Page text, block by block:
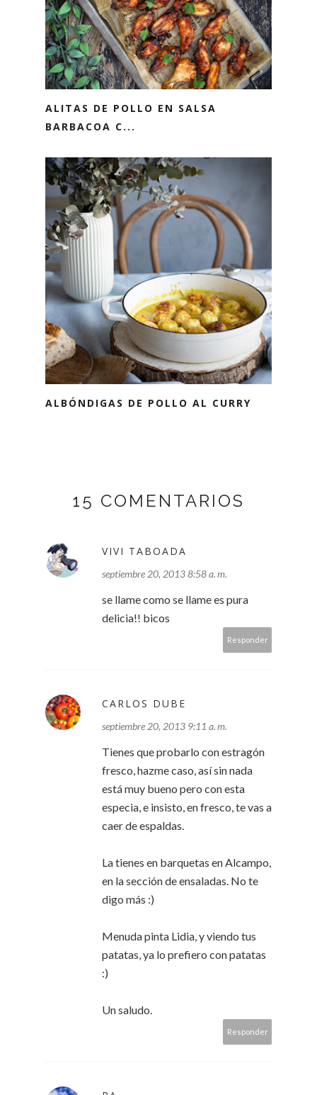
ALITAS DE POLLO EN SALSA
BARBACOA C...
ALBÓNDIGAS DE POLLO AL CURRY
15 COMENTARIOS
VIVI TABOADA
septiembre 20, 2013 8:58 a. m.
se llame como se llame es pura
delicia!! bicos
Responder
CARLOS DUBE
septiembre 20, 2013 9:11 a. m.
Tienes que probarlo con estragón
fresco, hazme caso, así sin nada
está muy bueno pero con esta
especia, e insisto, en fresco, te vas a
caer de espaldas.
La tienes en barquetas en Alcampo,
en la sección de ensaladas. No te
digo más :)
Menuda pinta Lidia, y viendo tus
patatas, ya lo prefiero con patatas
:)
Un saludo.
Responder